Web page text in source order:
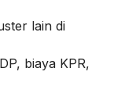
lain di
biaya KPR,